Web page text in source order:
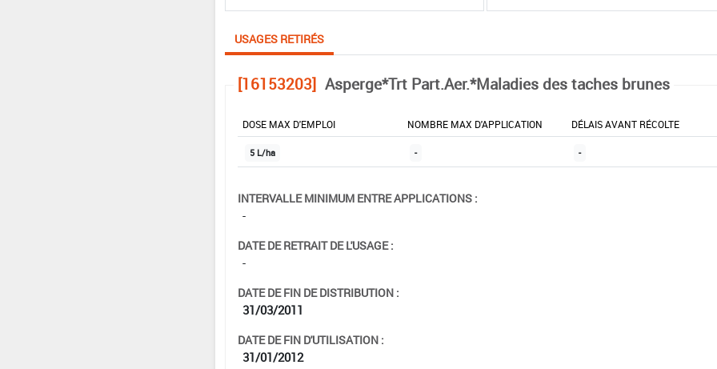
USAGES RETIRÉS
[16153203] Asperge*Trt Part.Aer.*Maladies des taches brunes
DOSE MAX D'EMPLOI NOMBRE MAX D'APPLICATION DÉLAIS AVANT RÉCOLTE
5 L/ha - -
INTERVALLE MINIMUM ENTRE APPLICATIONS :
-
DATE DE RETRAIT DE L'USAGE :
-
DATE DE FIN DE DISTRIBUTION :
31/03/2011
DATE DE FIN D'UTILISATION :
31/01/2012